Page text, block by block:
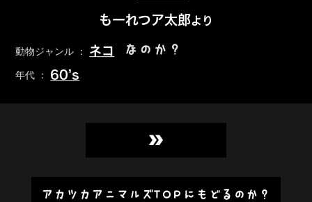
もーれつア太郎より
動物ジャンル ： ネコ なのか？
年代 ： 60’s
»
アカツカアニマルズTOPにもどるのか？